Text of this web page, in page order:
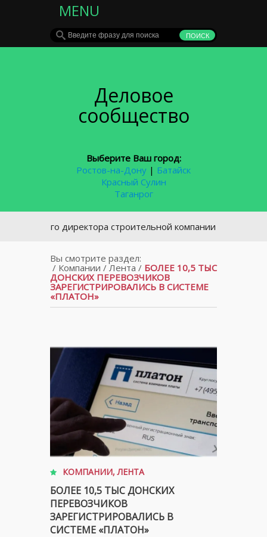
MENU
Деловое
сообщество
Выберите Ваш город:
Ростов-на-Дону | Батайск
Красный Сулин
Таганрог
директора строительной компании в Ростове будут
Вы смотрите раздел:
/ Компании /Лента / БОЛЕЕ 10,5 ТЫС
ДОНСКИХ ПЕРЕВОЗЧИКОВ
ЗАРЕГИСТРИРОВАЛИСЬ В СИСТЕМЕ
«ПЛАТОН»
КОМПАНИИ,ЛЕНТА
БОЛЕЕ 10,5 ТЫС ДОНСКИХ
ПЕРЕВОЗЧИКОВ
ЗАРЕГИСТРИРОВАЛИСЬ В
СИСТЕМЕ «ПЛАТОН»